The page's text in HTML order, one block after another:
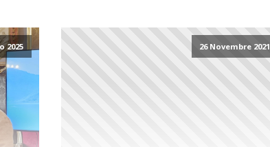
2025 26 Novembre 2021